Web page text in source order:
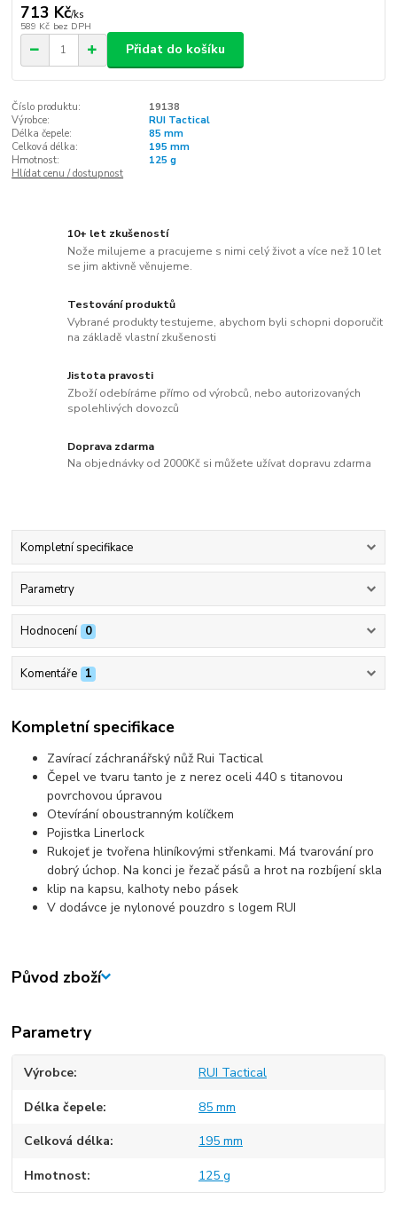
713 Kč/ks
589 Kč bez DPH
Přidat do košíku
Číslo produktu:
19138
Výrobce:
RUI Tactical
Délka čepele:
85 mm
Celková délka:
195 mm
Hmotnost:
125 g
Hlídat cenu / dostupnost
10+ let zkušeností
Nože milujeme a pracujeme s nimi celý život a více než 10 let
se jim aktivně věnujeme.
Testování produktů
Vybrané produkty testujeme, abychom byli schopni doporučit
na základě vlastní zkušenosti
Jistota pravosti
Zboží odebíráme přímo od výrobců, nebo autorizovaných
spolehlivých dovozců
Doprava zdarma
Na objednávky od 2000Kč si můžete užívat dopravu zdarma
Kompletní specifikace
Parametry
Hodnocení 0
Komentáře 1
Kompletní specifikace
Zavírací záchranářský nůž Rui Tactical
Čepel ve tvaru tanto je z nerez oceli 440 s titanovou
povrchovou úpravou
Otevírání oboustranným kolíčkem
Pojistka Linerlock
Rukojeť je tvořena hliníkovými střenkami. Má tvarování pro
dobrý úchop. Na konci je řezač pásů a hrot na rozbíjení skla
klip na kapsu, kalhoty nebo pásek
V dodávce je nylonové pouzdro s logem RUI
Původ zboží
Parametry
Výrobce RUI Tactical
Délka čepele 85 mm
Celková délka 195 mm
Hmotnost 125 g